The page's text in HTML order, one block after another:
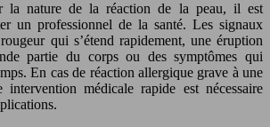
la nature de la réaction de la peau, il est
un professionnel de la santé. Les signaux
qui s’étend rapidement, une éruption
partie du corps ou des symptômes qui
En cas de réaction allergique grave à une
intervention médicale rapide est nécessaire